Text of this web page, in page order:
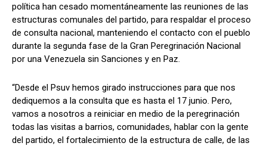
política han cesado momentáneamente las reuniones de las
estructuras comunales del partido, para respaldar el proceso
de consulta nacional, manteniendo el contacto con el pueblo
durante la segunda fase de la Gran Peregrinación Nacional
por una Venezuela sin Sanciones y en Paz.
“Desde el Psuv hemos girado instrucciones para que nos
dediquemos a la consulta que es hasta el 17 junio. Pero,
vamos a nosotros a reiniciar en medio de la peregrinación
todas las visitas a barrios, comunidades, hablar con la gente
del partido, el fortalecimiento de la estructura de calle, de las